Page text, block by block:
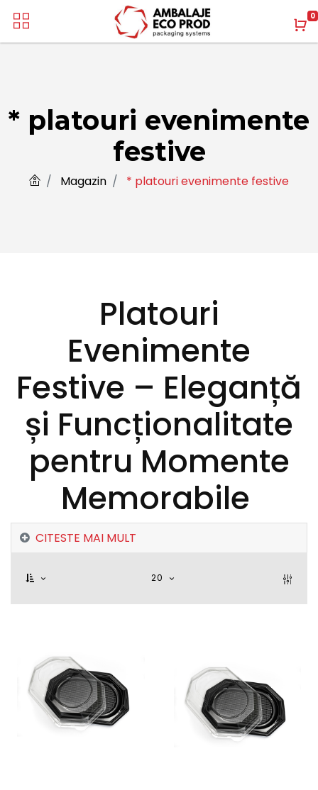
0
* platouri evenimente
festive
Magazin * platouri evenimente festive
Platouri
Evenimente
Festive – Eleganță
și Funcționalitate
pentru Momente
Memorabile
CITESTE MAI MULT
20